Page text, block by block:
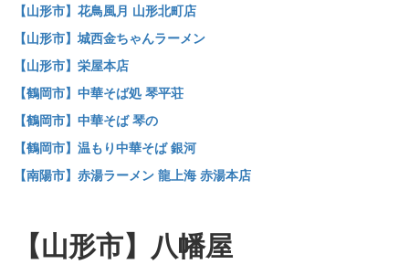
【山形市】花鳥風月 山形北町店
【山形市】城西金ちゃんラーメン
【山形市】栄屋本店
【鶴岡市】中華そば処 琴平荘
【鶴岡市】中華そば 琴の
【鶴岡市】温もり中華そば 銀河
【南陽市】赤湯ラーメン 龍上海 赤湯本店
【山形市】八幡屋